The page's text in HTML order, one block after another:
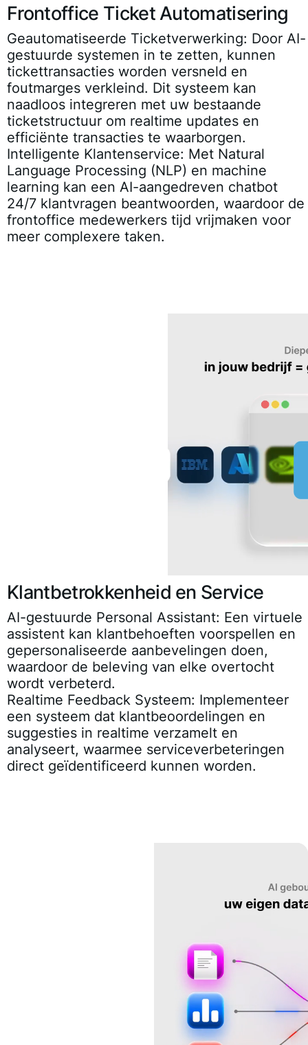
Frontoffice Ticket Automatisering
Geautomatiseerde Ticketverwerking: Door AI-
gestuurde systemen in te zetten, kunnen
tickettransacties worden versneld en
foutmarges verkleind. Dit systeem kan
naadloos integreren met uw bestaande
ticketstructuur om realtime updates en
efficiënte transacties te waarborgen.
Intelligente Klantenservice: Met Natural
Language Processing (NLP) en machine
learning kan een AI-aangedreven chatbot
24/7 klantvragen beantwoorden, waardoor de
frontoffice medewerkers tijd vrijmaken voor
meer complexere taken.
Klantbetrokkenheid en Service
AI-gestuurde Personal Assistant: Een virtuele
assistent kan klantbehoeften voorspellen en
gepersonaliseerde aanbevelingen doen,
waardoor de beleving van elke overtocht
wordt verbeterd.
Realtime Feedback Systeem: Implementeer
een systeem dat klantbeoordelingen en
suggesties in realtime verzamelt en
analyseert, waarmee serviceverbeteringen
direct geïdentificeerd kunnen worden.